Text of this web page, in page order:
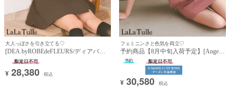
大人っぽさを引き立てる♡
[DEA.byROBEdeFLEURS/ディアバイ
ローブドフルール] 高級 ワンカラー
ダブルボタン 襟付き ノースリーブ 胸
元カバー フレアミニドレス (ゆんころ
¥ 28,380 税込
フェミニンさと色気を両立♡
予約商品【8月中旬入荷予定】[Angel-
R/エンジェルアール] 高級 ブランド タ
イトミニドレス キャミソール 2way ベ
アデザイン バストギャザー ハートカ
ット ラメ ビジュー 背中魅せ (れむ着
用)
¥ 30,580 税込